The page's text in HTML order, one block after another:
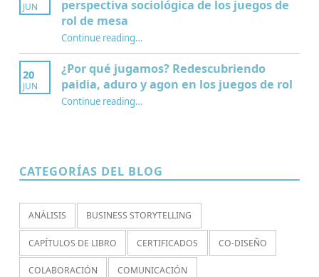
JUN
perspectiva sociológica de los juegos de
rol de mesa
Continue reading“¿Qué es la Mesa de juego? Una perspectiva sociológica de los juegos de rol de mesa”
…
20
JUN
¿Por qué jugamos? Redescubriendo
paidia, aduro y agon en los juegos de rol
Continue reading“¿Por qué jugamos? Redescubriendo paidia, aduro y agon en los juegos de rol”
…
CATEGORÍAS DEL BLOG
ANÁLISIS BUSINESS STORYTELLING
CAPÍTULOS DE LIBRO CERTIFICADOS CO-DISEÑO
COLABORACIÓN COMUNICACIÓN